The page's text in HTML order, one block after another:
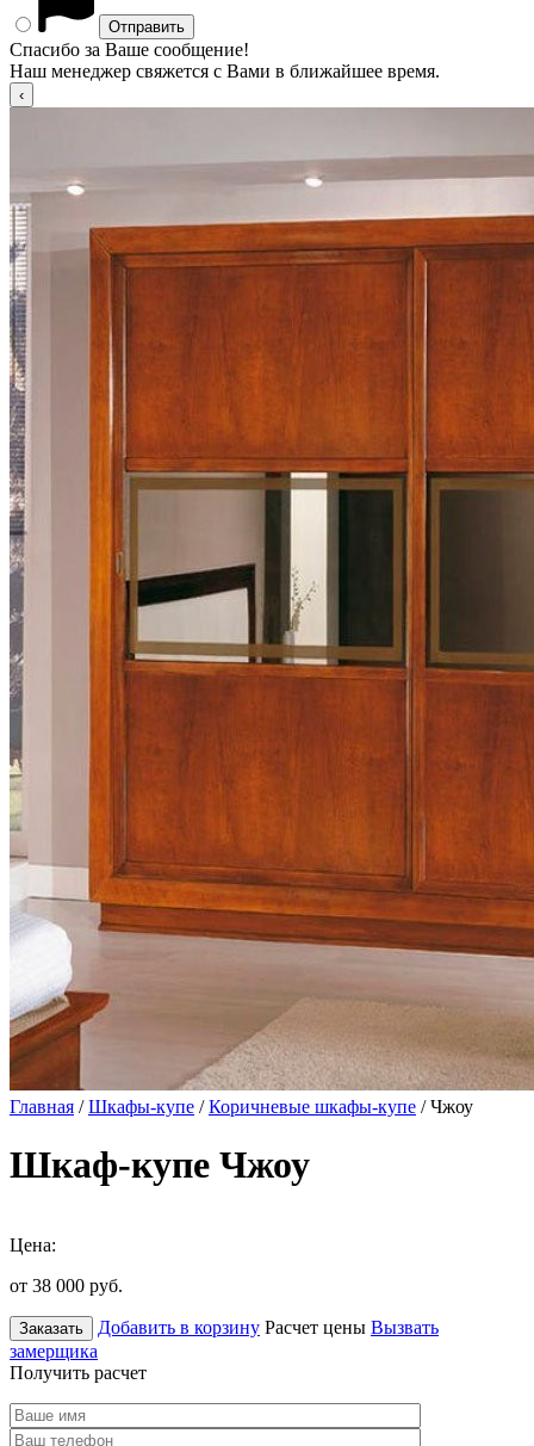
Спасибо за Ваше сообщение!
Наш менеджер свяжется с Вами в ближайшее время.
Главная /Шкафы-купе /Коричневые шкафы-купе / Чжоу
Шкаф-купе Чжоу
Цена:
от 38 000 руб.
Заказать Добавить в корзину Расчет цены Вызвать
замерщика
Получить расчет